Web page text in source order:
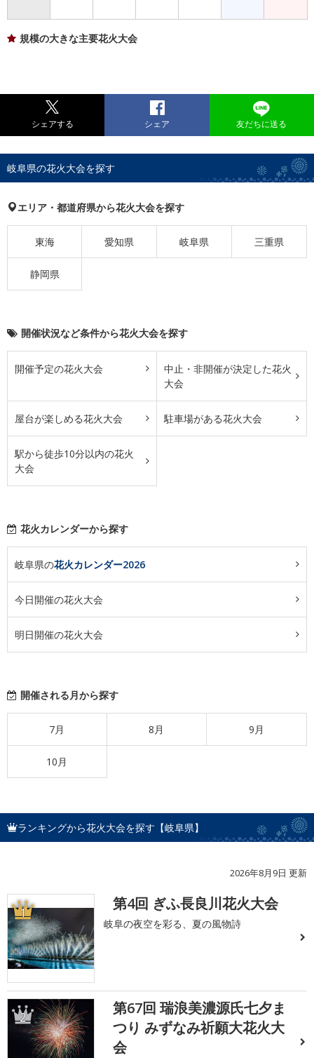
規模の大きな主要花火大会
シェアする シェア 友だちに送る
岐阜県の花火大会を探す
エリア・都道府県から花火大会を探す
東海 愛知県 岐阜県 三重県
静岡県
開催状況など条件から花火大会を探す
開催予定の花火大会
中止・非開催が決定した花火
大会
屋台が楽しめる花火大会 駐車場がある花火大会
駅から徒歩10分以内の花火
大会
花火カレンダーから探す
岐阜県の花火カレンダー2026
今日開催の花火大会
明日開催の花火大会
開催される月から探す
7月 8月 9月
10月
ランキングから花火大会を探す【岐阜県】
2026年8月9日 更新
1 第4回 ぎふ長良川花火大会
岐阜の夜空を彩る、夏の風物詩
2
第67回 瑞浪美濃源氏七夕ま
つり みずなみ祈願大花火大
会